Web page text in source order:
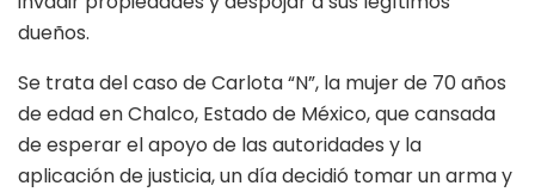
dueños.
Se trata del caso de Carlota “N”, la mujer de 70 años
de edad en Chalco, Estado de México, que cansada
de esperar el apoyo de las autoridades y la
aplicación de justicia, un día decidió tomar un arma y